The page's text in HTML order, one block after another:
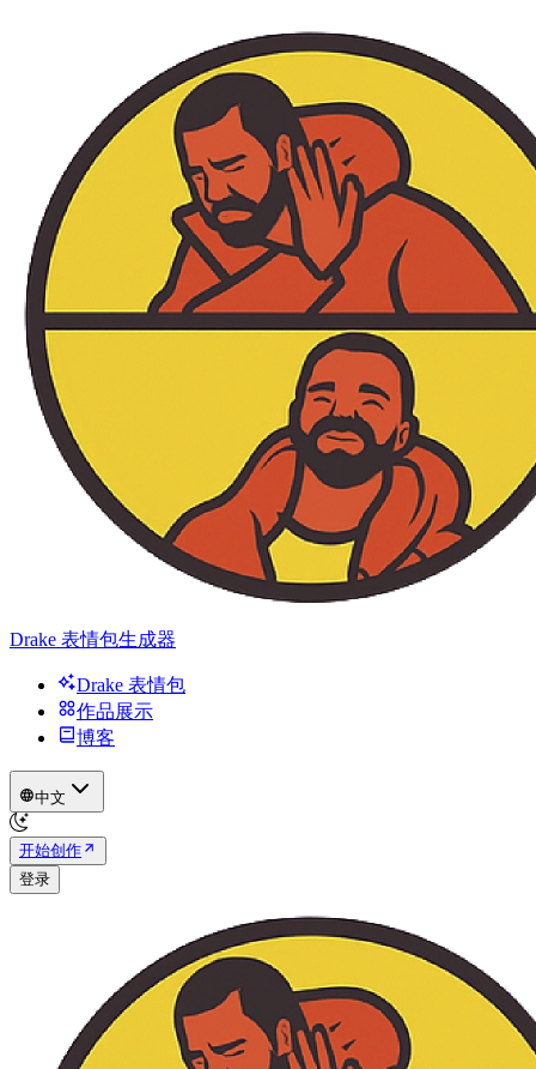
Drake 表情包生成器
Drake 表情包
作品展示
博客
中文
开始创作
登录